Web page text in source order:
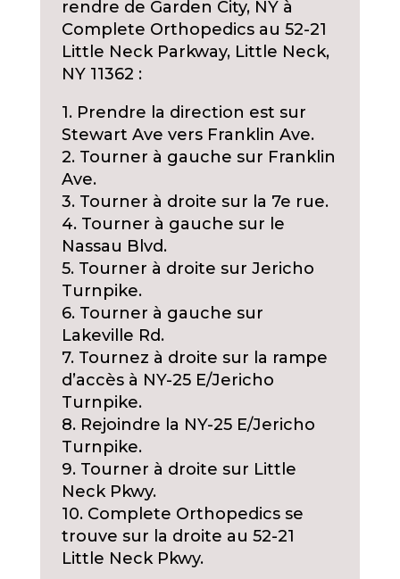
rendre de Garden City, NY à
Complete Orthopedics au 52-21
Little Neck Parkway, Little Neck,
NY 11362 :
1. Prendre la direction est sur
Stewart Ave vers Franklin Ave.
2. Tourner à gauche sur Franklin
Ave.
3. Tourner à droite sur la 7e rue.
4. Tourner à gauche sur le
Nassau Blvd.
5. Tourner à droite sur Jericho
Turnpike.
6. Tourner à gauche sur
Lakeville Rd.
7. Tournez à droite sur la rampe
d’accès à NY-25 E/Jericho
Turnpike.
8. Rejoindre la NY-25 E/Jericho
Turnpike.
9. Tourner à droite sur Little
Neck Pkwy.
10. Complete Orthopedics se
trouve sur la droite au 52-21
Little Neck Pkwy.